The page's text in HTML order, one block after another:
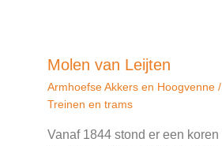
Molen van Leijten
Armhoefse Akkers en Hoogvenne /
Treinen en trams
Vanaf 1844 stond er een